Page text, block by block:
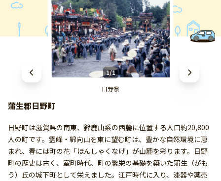
1/1
日野祭
蒲生郡日野町
日野町は滋賀県の南東、鈴鹿山系の西麓に位置する人口約20,800
人の町です。霊峰・綿向山を東に望む町は、豊かな自然環境に恵
まれ、春には町の花「ほんしゃくなげ」が山麓を彩ります。日野
町の歴史は古く、室町時代、町の繁栄の基礎を築いた蒲生（がも
う）氏の城下町として栄えました。江戸時代に入り、漆器や薬売